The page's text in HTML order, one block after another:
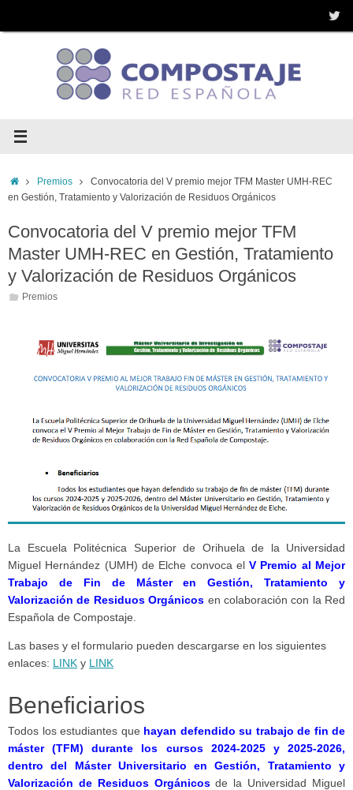
InicioPremios
Convocatoria del V premio mejor TFM Master UMH-REC
en Gestión, Tratamiento y Valorización de Residuos Orgánicos
Convocatoria del V premio mejor TFM
Master UMH-REC en Gestión, Tratamiento
y Valorización de Residuos Orgánicos
Premios
La Escuela Politécnica Superior de Orihuela de la Universidad
Miguel Hernández (UMH) de Elche convoca elV Premio al Mejor
Trabajo de Fin de Máster en Gestión, Tratamiento y
Valorización de Residuos Orgánicos en colaboración con la Red
Española de Compostaje.
Las bases y el formulario pueden descargarse en los siguientes
enlaces: LINK y LINK
Beneficiarios
Todos los estudiantes que hayan defendido su trabajo de fin de
máster (TFM) durante los cursos 2024-2025 y 2025-2026,
dentro del Máster Universitario en Gestión, Tratamiento y
Valorización de Residuos Orgánicosde la Universidad Miguel